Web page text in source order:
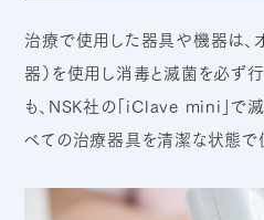
治療で使用した器具や機器は、
器）を使用し消毒と滅菌を必ず
も、NSK社の「iClave mini」で
べての治療器具を清潔な状態で